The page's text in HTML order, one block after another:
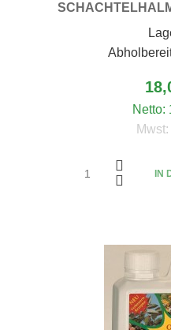
Netto:
Mwst:
IN